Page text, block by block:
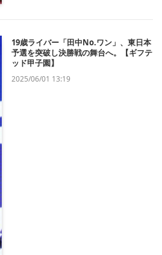
19歳ライバー「田中No.ワン」、東日本
予選を突破し決勝戦の舞台へ。【ギフテ
ッド甲子園】
2025/06/01 13:19